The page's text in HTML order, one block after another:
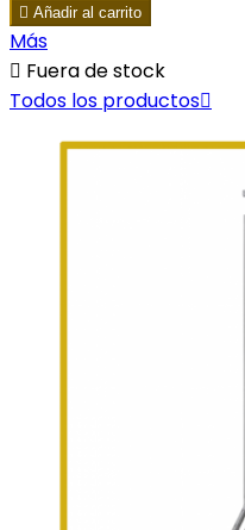
 Añadir al carrito
Más
 Fuera de stock
Todos los productos